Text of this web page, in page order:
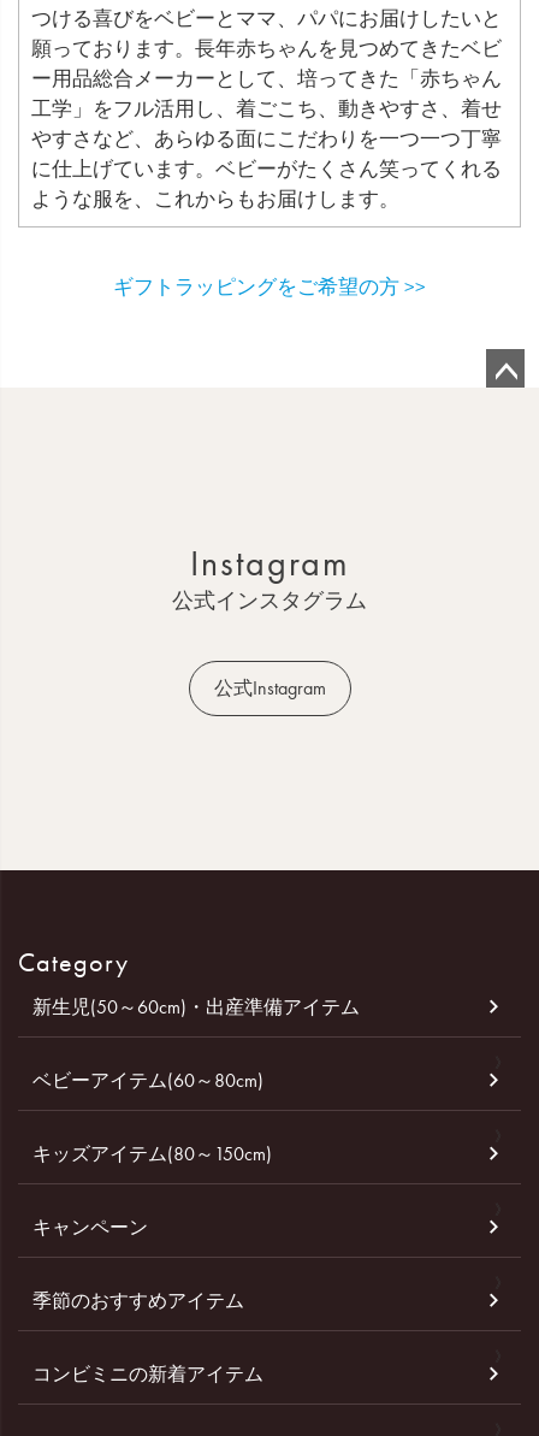
つける喜びをベビーとママ、パパにお届けしたいと
願っております。長年赤ちゃんを見つめてきたベビ
ー用品総合メーカーとして、培ってきた「赤ちゃん
工学」をフル活用し、着ごこち、動きやすさ、着せ
やすさなど、あらゆる面にこだわりを一つ一つ丁寧
に仕上げています。ベビーがたくさん笑ってくれる
ような服を、これからもお届けします。
ギフトラッピングをご希望の方 >>
Instagram
公式インスタグラム
公式Instagram
Category
新生児(50～60cm)・出産準備アイテム
ベビーアイテム(60～80cm)
キッズアイテム(80～150cm)
キャンペーン
季節のおすすめアイテム
コンビミニの新着アイテム